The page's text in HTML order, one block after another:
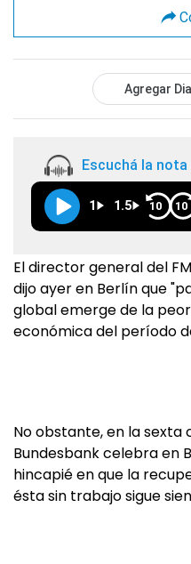
Agregar
Escuchá la
1 1.5 10 10
El director general del
dijo ayer en Berlín que
global emerge de la
económica del período
No obstante, en la sexta
Bundesbank celebra en
hincapié en que la
ésta sin trabajo sigue